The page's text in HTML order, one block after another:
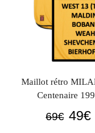
Maillot rétro
Centenaire
69€ Le
49€